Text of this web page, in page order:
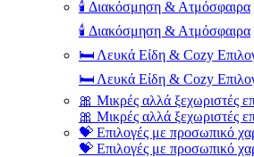
🕯️ Διακόσμηση & Ατμόσφαιρα
🕯️ Διακόσμηση & Ατμόσφαιρα
🛏️ Λευκά Είδη & Cozy
🛏️ Λευκά Είδη & Cozy
🎀 Μικρές αλλά ξεχωριστές
🎀 Μικρές αλλά ξεχωριστές
💝 Επιλογές με προσωπικό
💝 Επιλογές με προσωπικό